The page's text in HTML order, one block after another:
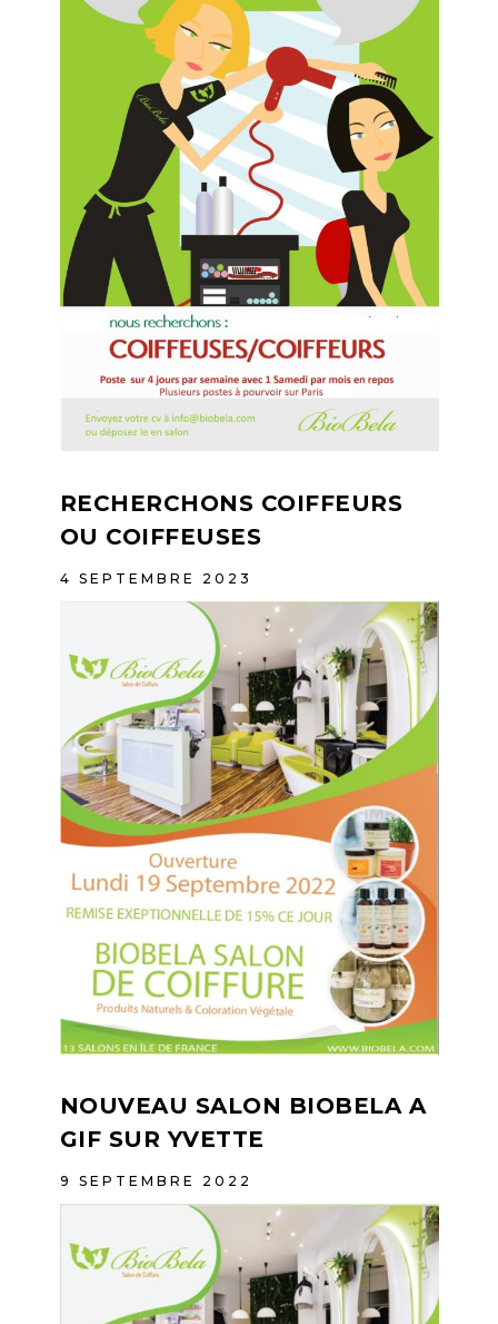
RECHERCHONS COIFFEURS
OU COIFFEUSES
4 SEPTEMBRE 2023
NOUVEAU SALON BIOBELA A
GIF SUR YVETTE
9 SEPTEMBRE 2022